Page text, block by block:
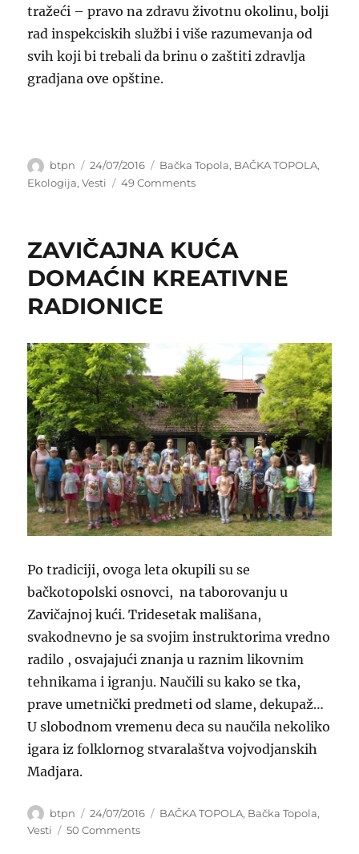
tražeći – pravo na zdravu životnu okolinu, bolji
rad inspekciskih službi i više razumevanja od
svih koji bi trebali da brinu o zaštiti zdravlja
gradjana ove opštine.
Author
btpn
Posted
on
24/07/2016 Categories
Bačka Topola, BAČKA TOPOLA,
Ekologija,Vesti 49 Commentson
FEKALNA
!
ZAVIČAJNA KUĆA
DOMAĆIN KREATIVNE
RADIONICE
Po tradiciji, ovoga leta okupili su se
bačkotopolski osnovci, na taborovanju u
Zavičajnoj kući. Tridesetak mališana,
svakodnevno je sa svojim instruktorima vredno
radilo , osvajajući znanja u raznim likovnim
tehnikama i igranju. Naučili su kako se tka,
prave umetnički predmeti od slame, dekupaž…
U slobodnom vremenu deca su naučila nekoliko
igara iz folklornog stvaralaštva vojvodjanskih
Madjara.
Author
btpn
Posted
on
24/07/2016 Categories
BAČKA TOPOLA, Bačka Topola,
Vesti
50 Commentson